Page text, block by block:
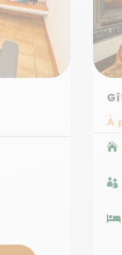
À


